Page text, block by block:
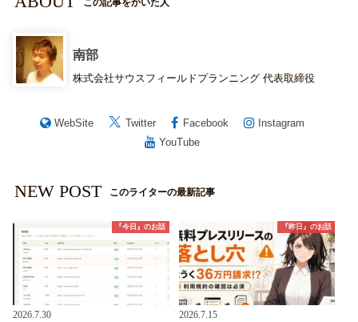
この記事をかいた人
南部
株式会社サウスフィールドプランニング 代表取締役
WebSite Twitter Facebook
Instagram
YouTube
NEW POST このライターの最新記事
『今日』のお話
2026.7.30
『昨日』のお話
2026.7.15